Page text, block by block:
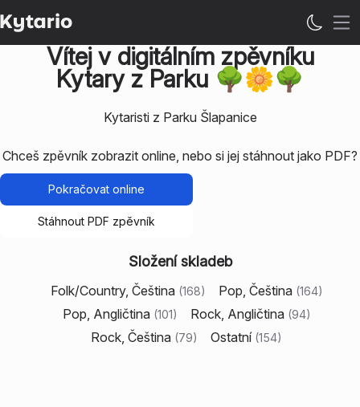
Vítej v digitálním zpěvníku
Kytary z Parku 🌳🌼🌳
Kytaristi z Parku Šlapanice
Chceš zpěvník zobrazit online, nebo si jej stáhnout jako PDF?
Pokračovat online
Stáhnout PDF zpěvník
Složení skladeb
Folk/Country, Čeština (168) Pop, Čeština (164)
Pop, Angličtina (101) Rock, Angličtina (94)
Rock, Čeština (79) Ostatní (154)